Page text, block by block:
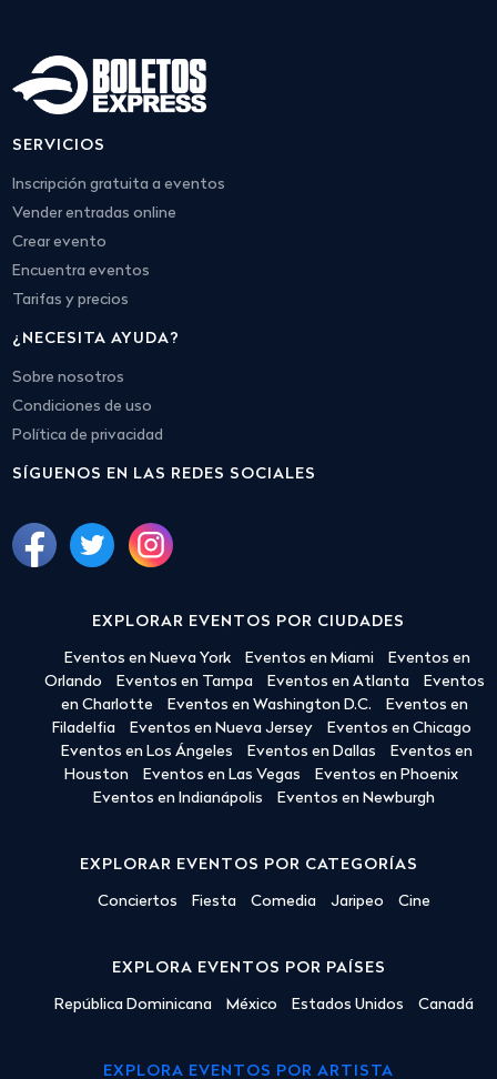
SERVICIOS
Inscripción gratuita a eventos
Vender entradas online
Crear evento
Encuentra eventos
Tarifas y precios
¿NECESITA AYUDA?
Sobre nosotros
Condiciones de uso
Política de privacidad
SÍGUENOS EN LAS REDES SOCIALES
EXPLORAR EVENTOS POR CIUDADES
Eventos en Nueva York Eventos en Miami
Eventos en
Orlando
Eventos en Tampa Eventos en Atlanta
Eventos
en Charlotte
Eventos en Washington D.C.
Eventos en
Filadelfia
Eventos en Nueva Jersey
Eventos en Chicago
Eventos en Los Ángeles
Eventos en Dallas
Eventos en
Houston
Eventos en Las Vegas
Eventos en Phoenix
Eventos en Indianápolis
Eventos en Newburgh
EXPLORAR EVENTOS POR CATEGORÍAS
Conciertos Fiesta Comedia Jaripeo Cine
EXPLORA EVENTOS POR PAÍSES
República Dominicana México Estados Unidos Canadá
EXPLORA EVENTOS POR ARTISTA